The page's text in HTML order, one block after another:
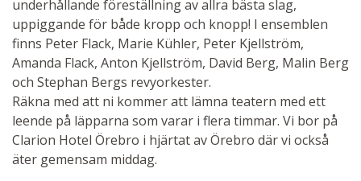
underhållande föreställning av allra bästa slag,
uppiggande för både kropp och knopp! I ensemblen
finns Peter Flack, Marie Kühler, Peter Kjellström,
Amanda Flack, Anton Kjellström, David Berg, Malin Berg
och Stephan Bergs revyorkester.
Räkna med att ni kommer att lämna teatern med ett
leende på läpparna som varar i flera timmar. Vi bor på
Clarion Hotel Örebro i hjärtat av Örebro där vi också
äter gemensam middag.